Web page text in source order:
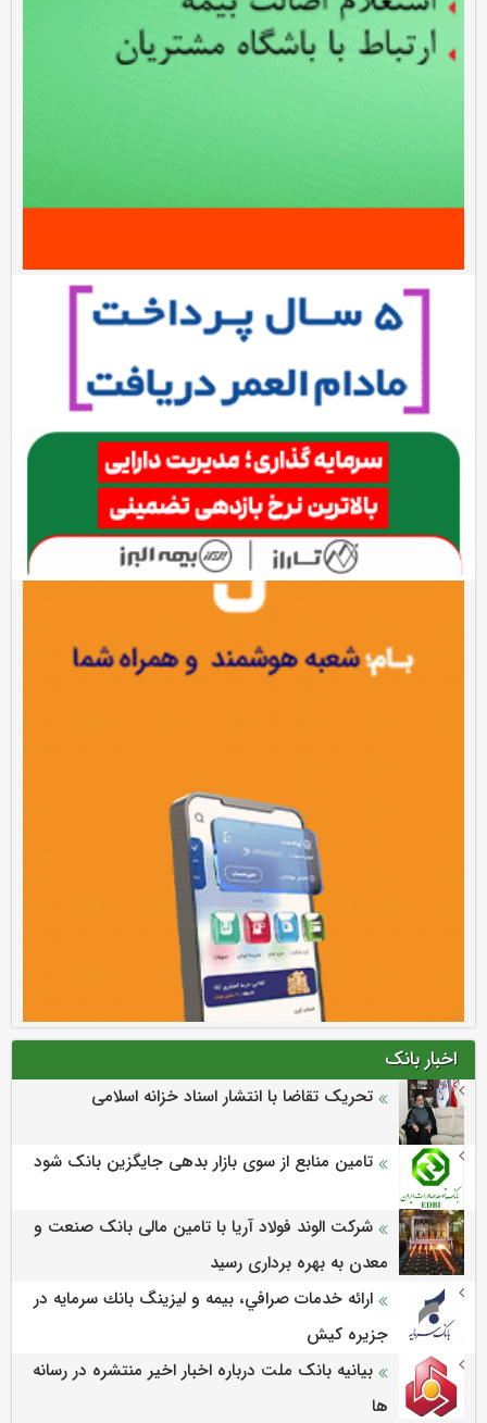
اخبار بانک
تحریک تقاضا با انتشار اسناد خزانه اسلامی
تامین منابع از سوی بازار بدهی جایگزین بانک شود
شرکت الوند فولاد آریا با تامین مالی بانک صنعت و
معدن به بهره برداری رسید
ارائه خدمات صرافي، بيمه و ليزينگ بانك سرمايه در
جزيره كيش
بیانیه بانک ملت درباره اخبار اخیر منتشره در رسانه
ها